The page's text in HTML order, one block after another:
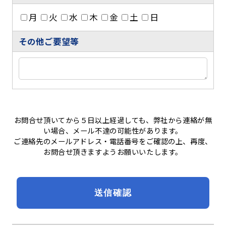
月
火 水 木 金 土
日
その他ご要望等
お問合せ頂いてから５日以上経過しても、弊社から連絡が無
い場合、メール不達の可能性があります。
ご連絡先のメールアドレス・電話番号をご確認の上、再度、
お問合せ頂きますようお願いいたします。